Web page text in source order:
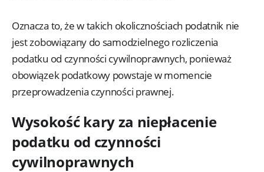
Oznacza to, że w takich okolicznościach podatnik nie
jest zobowiązany do samodzielnego rozliczenia
podatku od czynności cywilnoprawnych, ponieważ
obowiązek podatkowy powstaje w momencie
przeprowadzenia czynności prawnej.
Wysokość kary za niepłacenie
podatku od czynności
cywilnoprawnych